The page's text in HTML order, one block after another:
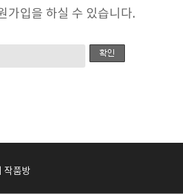
가입을 하실 수 있습니다.
작품방